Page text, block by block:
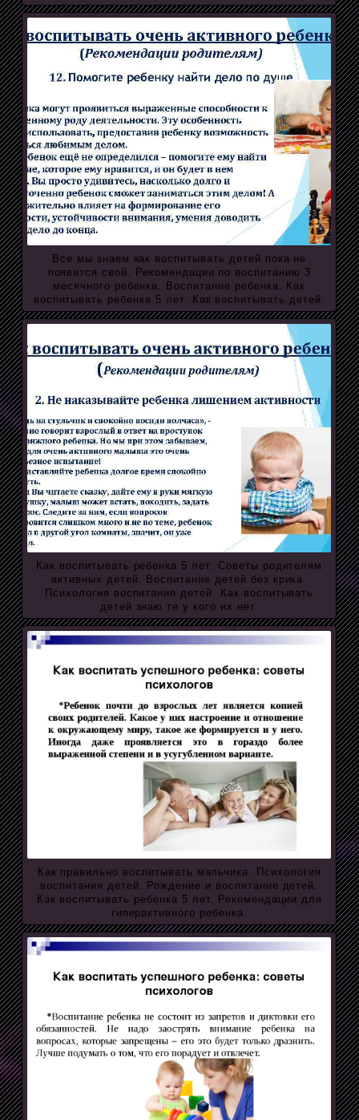
Все мы знаем как воспитывать детей пока не
появится свой. Рекомендации по воспитанию 3
месячного ребенка. Воспитание ребенка. Как
воспитывать ребенка 5 лет. Как воспитывать детей.
Как воспитывать ребенка 5 лет. Советы родителям
активных детей. Воспитание детей без крика.
Психология воспитания детей. Как воспитывать
детей знаю те у кого их нет.
Как правильно воспитывать мальчика. Психология
воспитания детей. Рождение и воспитание детей.
Как воспитывать ребенка 5 лет. Рекомендации для
гиперактивного ребенка.